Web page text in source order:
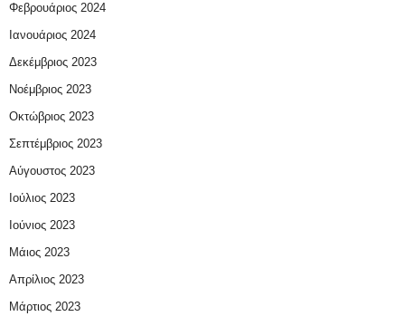
Φεβρουάριος 2024
Ιανουάριος 2024
Δεκέμβριος 2023
Νοέμβριος 2023
Οκτώβριος 2023
Σεπτέμβριος 2023
Αύγουστος 2023
Ιούλιος 2023
Ιούνιος 2023
Μάιος 2023
Απρίλιος 2023
Μάρτιος 2023